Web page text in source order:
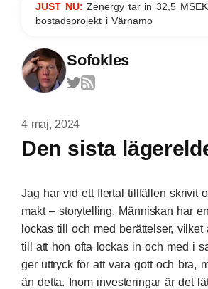
JUST NU:Zenergy tar in 32,5
bostadsprojekt i Värnamo
Sofokles
4 maj, 2024
Den sista
Jag har vid ett flertal tillfällen skrivit
makt – storytelling. Människan har
lockas till och med berättelser,
till att hon ofta lockas in och med i
ger uttryck för att vara gott och bra,
än detta. Inom investeringar är det